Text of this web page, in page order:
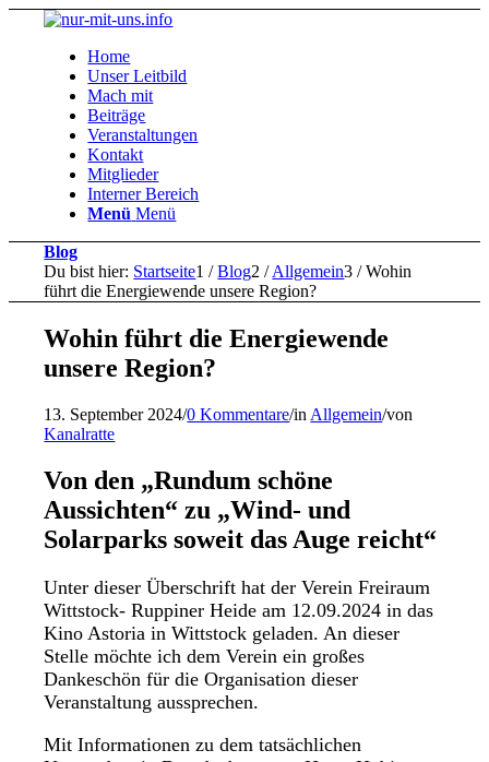
Home
Unser Leitbild
Mach mit
Beiträge
Veranstaltungen
Kontakt
Mitglieder
Interner Bereich
Menü Menü
Blog
Du bist hier: Startseite1 / Blog2 / Allgemein3 / Wohin
führt die Energiewende unsere Region?
Wohin führt die Energiewende
unsere Region?
13. September 2024/0 Kommentare/in Allgemein/von
Kanalratte
Von den „Rundum schöne
Aussichten“ zu „Wind- und
Solarparks soweit das Auge reicht“
Unter dieser Überschrift hat der Verein Freiraum
Wittstock- Ruppiner Heide am 12.09.2024 in das
Kino Astoria in Wittstock geladen. An dieser
Stelle möchte ich dem Verein ein großes
Dankeschön für die Organisation dieser
Veranstaltung aussprechen.
Mit Informationen zu dem tatsächlichen